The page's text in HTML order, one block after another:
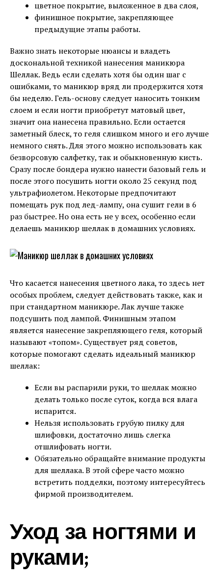
цветное покрытие, выложенное в два слоя,
финишное покрытие, закрепляющее
предыдущие этапы работы.
Важно знать некоторые нюансы и владеть
доскональной техникой нанесения маникюра
Шеллак. Ведь если сделать хотя бы один шаг с
ошибками, то маникюр вряд ли продержится хотя
бы неделю. Гель-основу следует наносить тонким
слоем и если ногти приобретут матовый цвет,
значит она нанесена правильно. Если остается
заметный блеск, то геля слишком много и его лучше
немного снять. Для этого можно использовать как
безворсовую салфетку, так и обыкновенную кисть.
Сразу после бондера нужно нанести базовый гель и
после этого посушить ногти около 25 секунд под
ультрафиолетом. Некоторые предпочитают
помещать рук под лед-лампу, она сушит гели в 6
раз быстрее. Но она есть не у всех, особенно если
делаешь маникюр шеллак в домашних условиях.
Что касается нанесения цветного лака, то здесь нет
особых проблем, следует действовать также, как и
при стандартном маникюре. Лак лучше также
подсушить под лампой. Финишным этапом
является нанесение закрепляющего геля, который
называют «топом». Существует ряд советов,
которые помогают сделать идеальный маникюр
шеллак:
Если вы распарили руки, то шеллак можно
делать только после суток, когда вся влага
испарится.
Нельзя использовать грубую пилку для
шлифовки, достаточно лишь слегка
отшлифовать ногти.
Обязательно обращайте внимание продукты
для шеллака. В этой сфере часто можно
встретить подделки, поэтому интересуйтесь
фирмой производителем.
Уход за ногтями и
руками;